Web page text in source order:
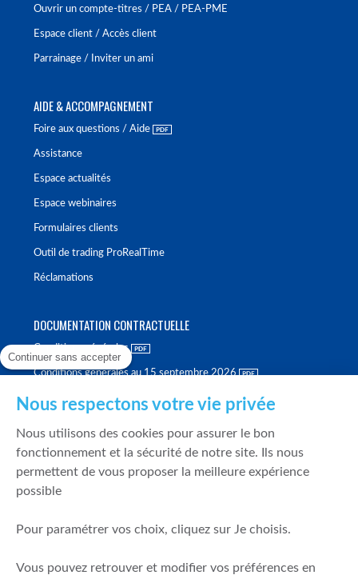
Ouvrir un compte-titres / PEA / PEA-PME
Espace client / Accès client
Parrainage / Inviter un ami
AIDE & ACCOMPAGNEMENT
Foire aux questions / Aide
Assistance
Espace actualités
Espace webinaires
Formulaires clients
Outil de trading ProRealTime
Réclamations
DOCUMENTATION CONTRACTUELLE
Conditions générales
Conditions générales au 15 septembre 2026
Politique de meilleure sélection
Politique de durabilité
Fonds de garantie des dépôts et de résolution
Mentions légales
Continuer sans accepter
Nous respectons votre vie privée
Nous utilisons des cookies pour assurer le bon
fonctionnement et la sécurité de notre site. Ils nous
permettent de vous proposer la meilleure expérience
possible
Pour paramétrer vos choix, cliquez sur Je choisis.
Vous pouvez retrouver et modifier vos préférences en